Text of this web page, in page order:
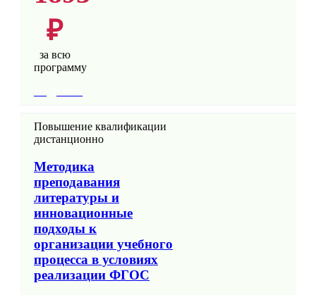
₽
за всю
программу
Повышение квалификации
дистанционно
Методика
преподавания
литературы и
инновационные
подходы к
организации учебного
процесса в условиях
реализации ФГОС